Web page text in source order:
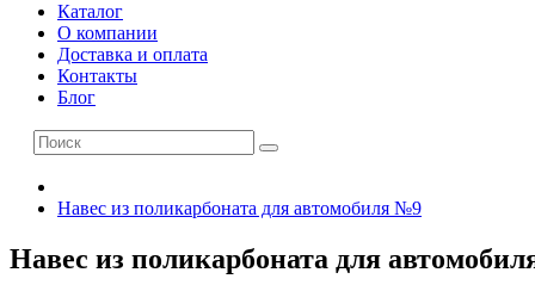
Каталог
О компании
Доставка и оплата
Контакты
Блог
Навес из поликарбоната для автомобиля №9
Навес из поликарбоната для